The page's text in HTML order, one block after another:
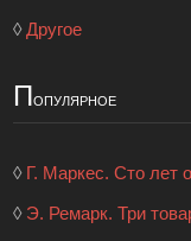
◊Другое
Популярное
◊ Г. Маркес. Сто лет
◊ Э. Ремарк. Три